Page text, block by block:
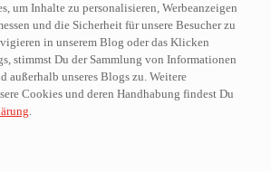
um Inhalte zu personalisieren, Werbeanzeigen
und die Sicherheit für unsere Besucher zu
in unserem Blog oder das Klicken
stimmst Du der Sammlung von Informationen
außerhalb unseres Blogs zu. Weitere
Cookies und deren Handhabung findest Du
.